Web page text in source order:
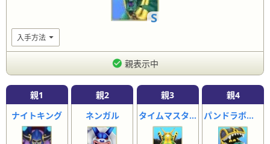
S
入手方法
親表示中
親1
ナイトキング
親2
ネンガル
親3
タイムマスター
親4
パンドラボックス